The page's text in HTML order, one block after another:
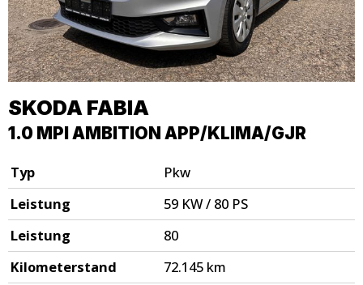
SKODA FABIA
1.0 MPI AMBITION APP/KLIMA/GJR
Typ
Pkw
Leistung
59 KW / 80 PS
Leistung
80
Kilometerstand
72.145 km